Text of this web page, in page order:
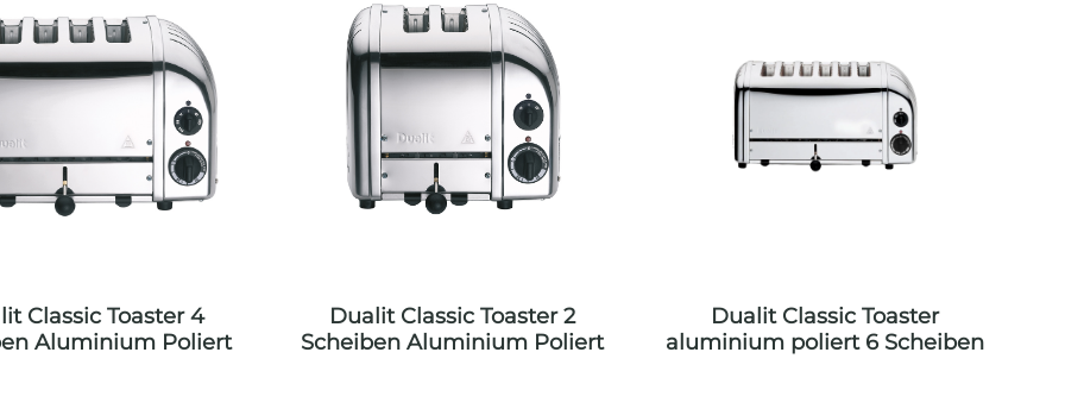
Classic Toaster 4
Aluminium Poliert
Dualit Classic Toaster 2
Scheiben Aluminium Poliert
Dualit Classic Toaster
aluminium poliert 6 Scheiben